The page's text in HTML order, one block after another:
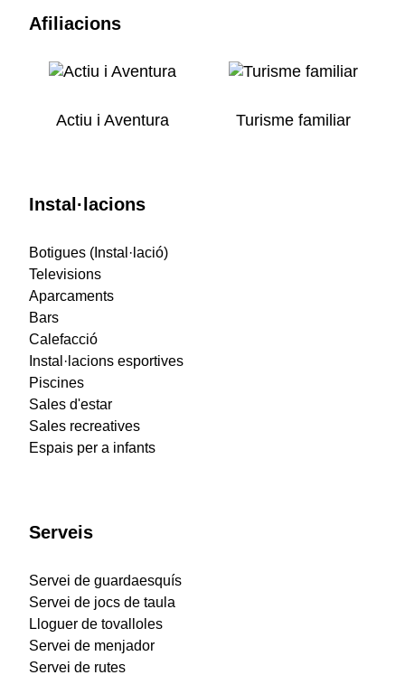
Afiliacions
Actiu i Aventura Turisme familiar
Instal·lacions
Botigues (Instal·lació)
Televisions
Aparcaments
Bars
Calefacció
Instal·lacions esportives
Piscines
Sales d'estar
Sales recreatives
Espais per a infants
Serveis
Servei de guardaesquís
Servei de jocs de taula
Lloguer de tovalloles
Servei de menjador
Servei de rutes